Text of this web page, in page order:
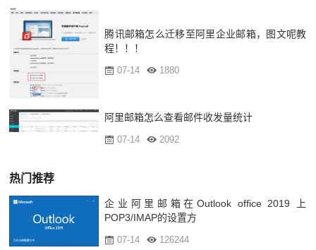
腾讯邮箱怎么迁移至阿里企业邮箱，图文呢教
程！！！
07-14 1880
阿里邮箱怎么查看邮件收发量统计
07-14 2092
热门推荐
企业阿里邮箱在Outlook office 2019 上
POP3/IMAP的设置方
07-14 126244